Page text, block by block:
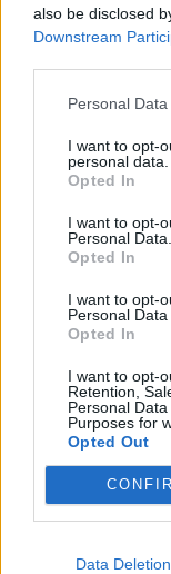
also be disclosed
Downstream
Personal
I want to opt-
personal data.
Opted In
I want to opt-
Personal Data.
Opted In
I want to opt-
Personal Data
Opted In
I want to opt-
Retention,
Personal
Purposes for
Opted Out
Data Deletion